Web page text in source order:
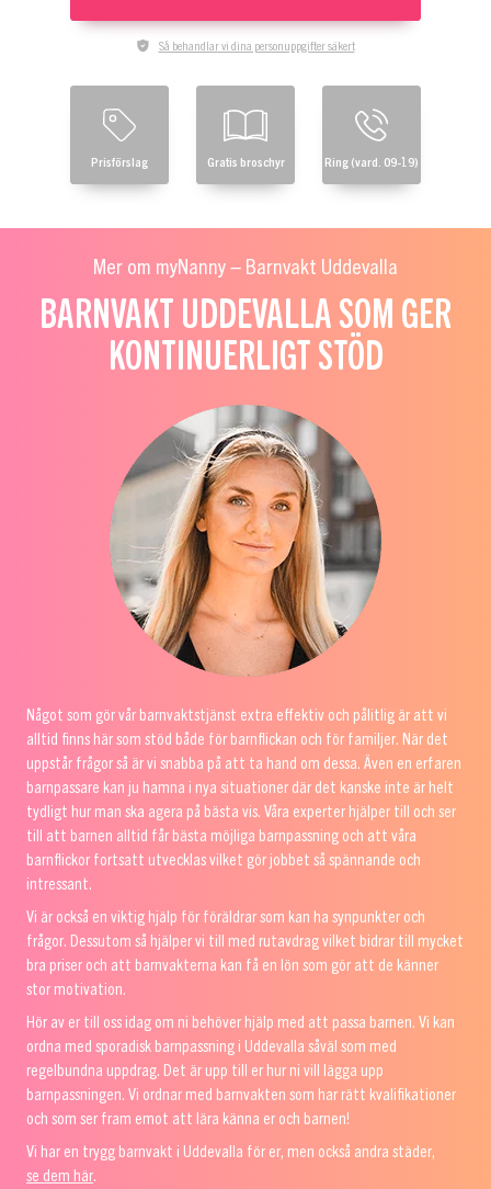
Så behandlar vi dina personuppgifter säkert
Prisförslag Gratis broschyr Ring (vard. 09-19)
Mer om myNanny – Barnvakt Uddevalla
BARNVAKT UDDEVALLA SOM GER
KONTINUERLIGT STÖD
Något som gör vår barnvaktstjänst extra effektiv och pålitlig är att vi
alltid finns här som stöd både för barnflickan och för familjer. När det
uppstår frågor så är vi snabba på att ta hand om dessa. Även en erfaren
barnpassare kan ju hamna i nya situationer där det kanske inte är helt
tydligt hur man ska agera på bästa vis. Våra experter hjälper till och ser
till att barnen alltid får bästa möjliga barnpassning och att våra
barnflickor fortsatt utvecklas vilket gör jobbet så spännande och
intressant.
Vi är också en viktig hjälp för föräldrar som kan ha synpunkter och
frågor. Dessutom så hjälper vi till med rutavdrag vilket bidrar till mycket
bra priser och att barnvakterna kan få en lön som gör att de känner
stor motivation.
Hör av er till oss idag om ni behöver hjälp med att passa barnen. Vi kan
ordna med sporadisk barnpassning i Uddevalla såväl som med
regelbundna uppdrag. Det är upp till er hur ni vill lägga upp
barnpassningen. Vi ordnar med barnvakten som har rätt kvalifikationer
och som ser fram emot att lära känna er och barnen!
Vi har en trygg barnvakt i Uddevalla för er, men också andra städer,
se dem här.